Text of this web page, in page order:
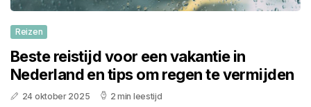
Reizen
Beste reistijd voor een vakantie in
Nederland en tips om regen te vermijden
24 oktober 2025 2 min leestijd